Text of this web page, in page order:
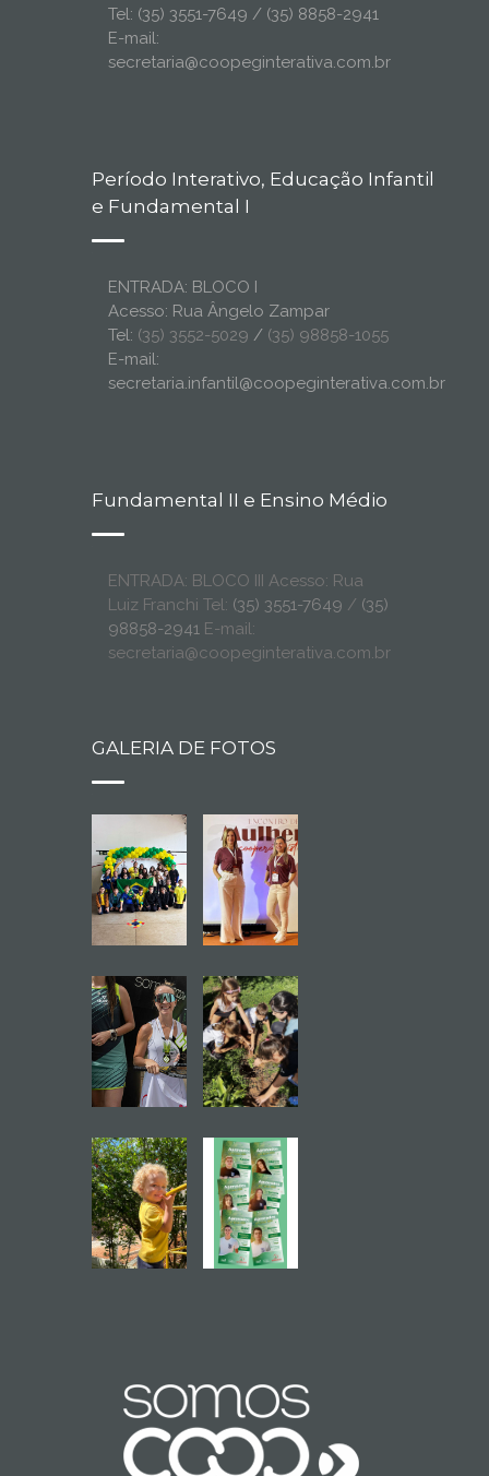
Tel: (35) 3551-7649 / (35) 8858-2941
E-mail:
secretaria@coopeginterativa.com.br
Período Interativo, Educação Infantil
e Fundamental I
ENTRADA: BLOCO I
Acesso: Rua Ângelo Zampar
Tel: (35) 3552-5029 / (35) 98858-1055
E-mail:
secretaria.infantil@coopeginterativa.com.br
Fundamental II e Ensino Médio
ENTRADA: BLOCO III Acesso: Rua
Luiz Franchi Tel: (35) 3551-7649 / (35)
98858-2941 E-mail:
secretaria@coopeginterativa.com.br
GALERIA DE FOTOS